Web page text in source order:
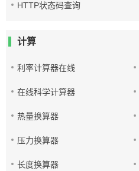
HTTP状态码查询
计算
利率计算器在线
在线科学计算器
热量换算器
压力换算器
长度换算器